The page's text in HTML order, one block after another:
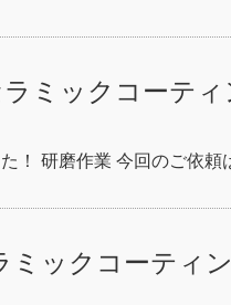
ミックコーティ
！ 研磨作業 今回のご依
ックコーティ